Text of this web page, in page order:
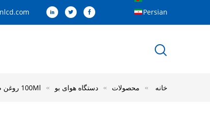
Persian
خانه محصولات دستگاه هوای بو 100Ml روغن ضروری روغن اسانس روغن آروماتراپی پرتو هوا 1.57W